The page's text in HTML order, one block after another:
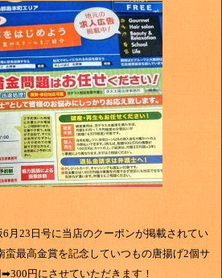
月23日号に当店のクーポンが掲載されてい
蛮最高金賞を記念していつもの唐揚げ2個サ
円にさせていただきます！